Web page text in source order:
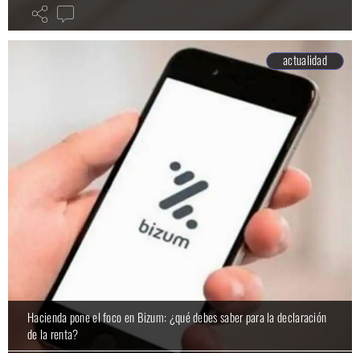
actualidad
Hacienda pone el foco en Bizum: ¿qué debes saber para la declaración
de la renta?